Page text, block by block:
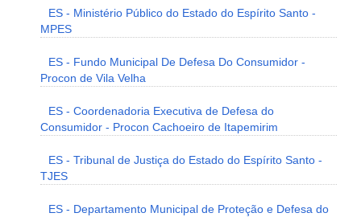
ES - Ministério Público do Estado do Espírito Santo -
MPES
ES - Fundo Municipal De Defesa Do Consumidor -
Procon de Vila Velha
ES - Coordenadoria Executiva de Defesa do
Consumidor - Procon Cachoeiro de Itapemirim
ES - Tribunal de Justiça do Estado do Espírito Santo -
TJES
ES - Departamento Municipal de Proteção e Defesa do